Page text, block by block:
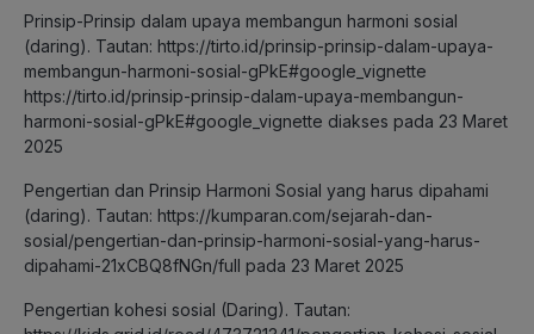
Prinsip-Prinsip dalam upaya membangun harmoni sosial
(daring). Tautan: https://tirto.id/prinsip-prinsip-dalam-upaya-
membangun-harmoni-sosial-gPkE#google_vignette
https://tirto.id/prinsip-prinsip-dalam-upaya-membangun-
harmoni-sosial-gPkE#google_vignette diakses pada 23 Maret
2025
Pengertian dan Prinsip Harmoni Sosial yang harus dipahami
(daring). Tautan: https://kumparan.com/sejarah-dan-
sosial/pengertian-dan-prinsip-harmoni-sosial-yang-harus-
dipahami-21xCBQ8fNGn/full pada 23 Maret 2025
Pengertian kohesi sosial (Daring). Tautan: